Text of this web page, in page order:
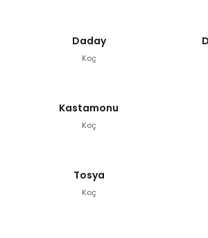
Daday
Koç
Kastamonu
Koç
Tosya
Koç